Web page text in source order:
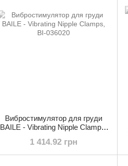
Вибростимулятор для груди
BAILE - Vibrating Nipple Clamps,
1 414.92 грн